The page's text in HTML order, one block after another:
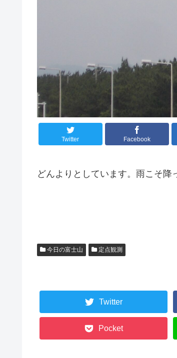
Twitter Facebook
どんよりとしています。雨こそ降
今日の富士山 定点観測
Twitter
Pocket